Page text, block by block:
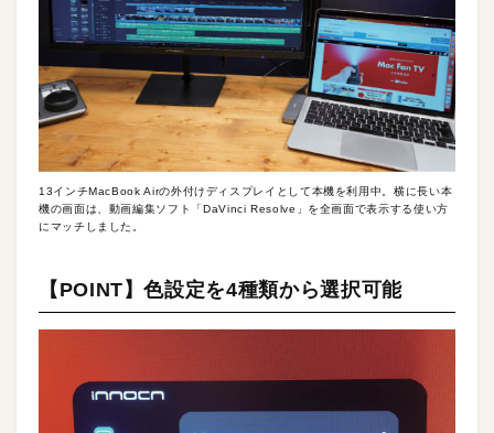
13インチMacBook Airの外付けディスプレイとして本機を利用中。横に長い本
機の画面は、動画編集ソフト「DaVinci Resolve」を全画面で表示する使い方
にマッチしました。
【POINT】色設定を4種類から選択可能